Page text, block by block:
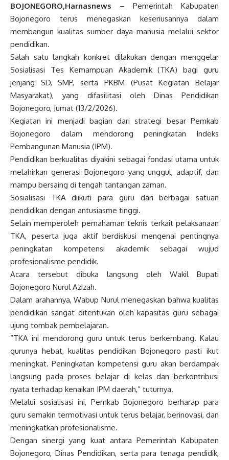
BOJONEGORO,Harnasnews – Pemerintah Kabupaten
Bojonegoro terus menegaskan keseriusannya dalam
membangun kualitas sumber daya manusia melalui sektor
pendidikan.
Salah satu langkah konkret dilakukan dengan menggelar
Sosialisasi Tes Kemampuan Akademik (TKA) bagi guru
jenjang SD, SMP, serta PKBM (Pusat Kegiatan Belajar
Masyarakat), yang difasilitasi oleh Dinas Pendidikan
Bojonegoro, Jumat (13/2/2026).
Kegiatan ini menjadi bagian dari strategi besar Pemkab
Bojonegoro dalam mendorong peningkatan Indeks
Pembangunan Manusia (IPM).
Pendidikan berkualitas diyakini sebagai fondasi utama untuk
melahirkan generasi Bojonegoro yang unggul, adaptif, dan
mampu bersaing di tengah tantangan zaman.
Sosialisasi TKA diikuti para guru dari berbagai satuan
pendidikan dengan antusiasme tinggi.
Selain memperoleh pemahaman teknis terkait pelaksanaan
TKA, peserta juga aktif berdiskusi mengenai pentingnya
peningkatan kompetensi akademik sebagai wujud
profesionalisme pendidik.
Acara tersebut dibuka langsung oleh Wakil Bupati
Bojonegoro Nurul Azizah.
Dalam arahannya, Wabup Nurul menegaskan bahwa kualitas
pendidikan sangat ditentukan oleh kapasitas guru sebagai
ujung tombak pembelajaran.
“TKA ini mendorong guru untuk terus berkembang. Kalau
gurunya hebat, kualitas pendidikan Bojonegoro pasti ikut
meningkat. Peningkatan kompetensi guru akan berdampak
langsung pada proses belajar di kelas dan berkontribusi
nyata terhadap kenaikan IPM daerah,” tuturnya.
Melalui sosialisasi ini, Pemkab Bojonegoro berharap para
guru semakin termotivasi untuk terus belajar, berinovasi, dan
meningkatkan profesionalisme.
Dengan sinergi yang kuat antara Pemerintah Kabupaten
Bojonegoro, Dinas Pendidikan, serta para tenaga pendidik,